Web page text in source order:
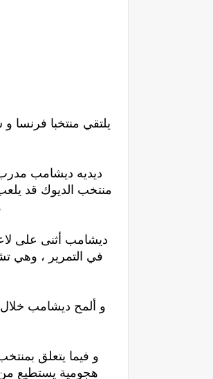
يلتقي منتخبا فرنسا
ديديه ديشامب
منتخب الديوك قد
ديشامب أثنى على
في التمرير ، وهي
و ألمح ديشامب
و فيما يتعلق
هجومية يستطيع